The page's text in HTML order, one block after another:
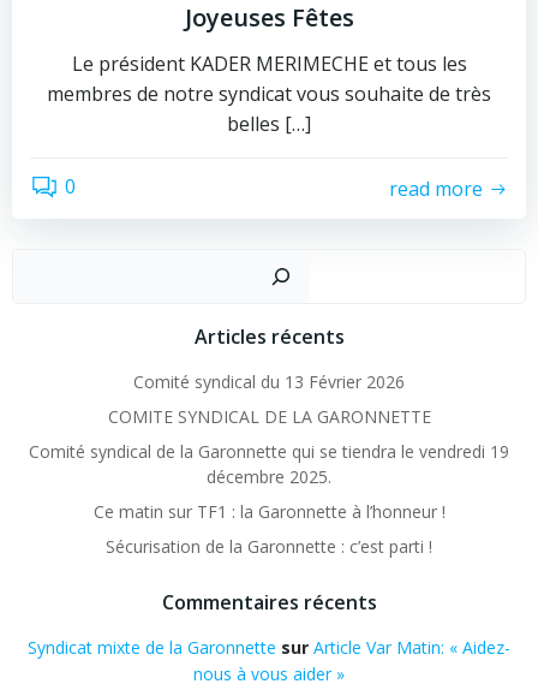
Joyeuses Fêtes
Le président KADER MERIMECHE et tous les
membres de notre syndicat vous souhaite de très
belles […]
0 read more
Articles récents
Comité syndical du 13 Février 2026
COMITE SYNDICAL DE LA GARONNETTE
Comité syndical de la Garonnette qui se tiendra le vendredi 19
décembre 2025.
Ce matin sur TF1 : la Garonnette à l’honneur !
Sécurisation de la Garonnette : c’est parti !
Commentaires récents
Syndicat mixte de la Garonnette sur Article Var Matin: « Aidez-
nous à vous aider »